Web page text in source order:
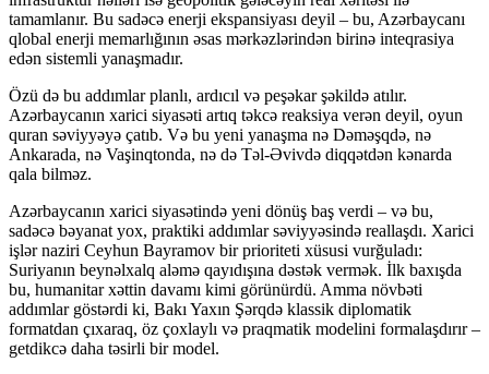
tamamlanır. Bu sadəcə enerji ekspansiyası deyil – bu, Azərbaycanı
qlobal enerji memarlığının əsas mərkəzlərindən birinə inteqrasiya
edən sistemli yanaşmadır.
Özü də bu addımlar planlı, ardıcıl və peşəkar şəkildə atılır.
Azərbaycanın xarici siyasəti artıq təkcə reaksiya verən deyil, oyun
quran səviyyəyə çatıb. Və bu yeni yanaşma nə Dəməşqdə, nə
Ankarada, nə Vaşinqtonda, nə də Təl-Əvivdə diqqətdən kənarda
qala bilməz.
Azərbaycanın xarici siyasətində yeni dönüş baş verdi – və bu,
sadəcə bəyanat yox, praktiki addımlar səviyyəsində reallaşdı. Xarici
işlər naziri Ceyhun Bayramov bir prioriteti xüsusi vurğuladı:
Suriyanın beynəlxalq aləmə qayıdışına dəstək vermək. İlk baxışda
bu, humanitar xəttin davamı kimi görünürdü. Amma növbəti
addımlar göstərdi ki, Bakı Yaxın Şərqdə klassik diplomatik
formatdan çıxaraq, öz çoxlaylı və praqmatik modelini formalaşdırır –
getdikcə daha təsirli bir model.